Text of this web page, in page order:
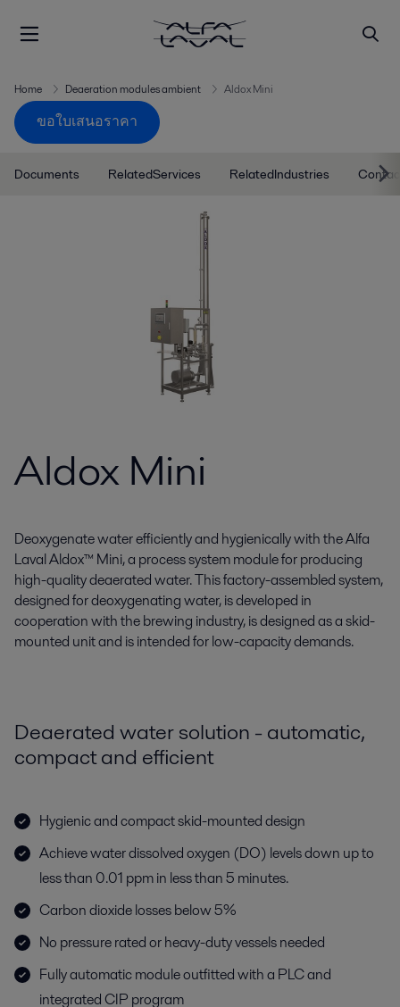
Home Deaeration modules ambient Aldox Mini
ขอใบเสนอราคา
Documents RelatedServices RelatedIndustries
Aldox Mini
Deoxygenate water efficiently and hygienically with the Alfa
Laval Aldox™ Mini, a process system module for producing
high-quality deaerated water. This factory-assembled system,
designed for deoxygenating water, is developed in
cooperation with the brewing industry, is designed as a skid-
mounted unit and is intended for low-capacity demands.
Deaerated water solution - automatic,
compact and efficient
Hygienic and compact skid-mounted design
Achieve water dissolved oxygen (DO) levels down up to
less than 0.01 ppm in less than 5 minutes.
Carbon dioxide losses below 5%
No pressure rated or heavy-duty vessels needed
Fully automatic module outfitted with a PLC and
integrated CIP program